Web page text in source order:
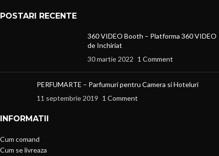
POSTARI RECENTE
360 VIDEO Booth – Platforma 360 VIDEO
de Inchiriat
30 martie 2022 1 Comment
PERFUMARTE – Parfumuri pentru Camera si Hoteluri
11 septembrie 2019 1 Comment
INFORMATII
Cum comand
Cum se livreaza